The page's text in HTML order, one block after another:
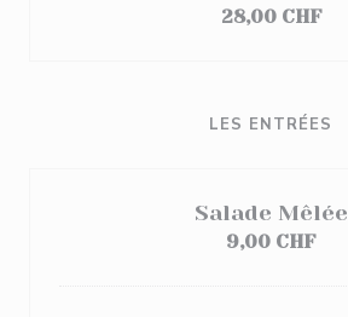
28,00 CHF
LES ENTRÉES
Salade Mêlée
9,00 CHF